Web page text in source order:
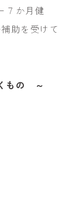
７か月健
助を受けて
もの ～